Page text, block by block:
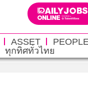
ASSET PEOPLE
ทุกทิศทั่วไทย